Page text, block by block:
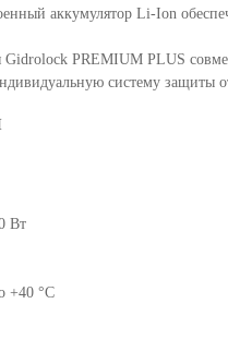
аккумулятор Li-Ion
Gidrolock PREMIUM PLUS
систему защиты
Вт
+40 °C